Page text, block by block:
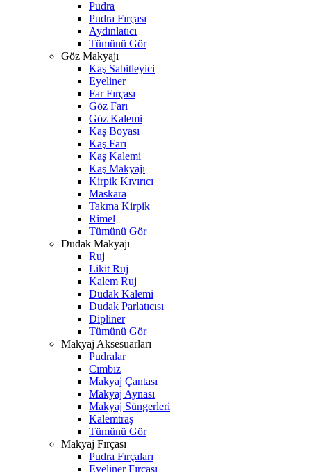
Pudra
Pudra Fırçası
Aydınlatıcı
Tümünü Gör
Göz Makyajı
Kaş Sabitleyici
Eyeliner
Far Fırçası
Göz Farı
Göz Kalemi
Kaş Boyası
Kaş Farı
Kaş Kalemi
Kaş Makyajı
Kirpik Kıvırıcı
Maskara
Takma Kirpik
Rimel
Tümünü Gör
Dudak Makyajı
Ruj
Likit Ruj
Kalem Ruj
Dudak Kalemi
Dudak Parlatıcısı
Dipliner
Tümünü Gör
Makyaj Aksesuarları
Pudralar
Cımbız
Makyaj Çantası
Makyaj Aynası
Makyaj Süngerleri
Kalemtraş
Tümünü Gör
Makyaj Fırçası
Pudra Fırçaları
Eyeliner Fırçası